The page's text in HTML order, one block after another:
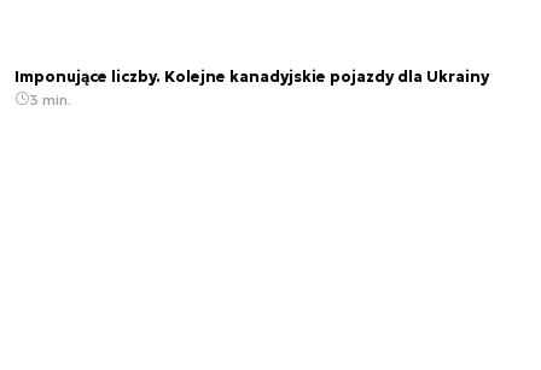
Imponujące liczby. Kolejne kanadyjskie pojazdy dla Ukrainy
3 min.